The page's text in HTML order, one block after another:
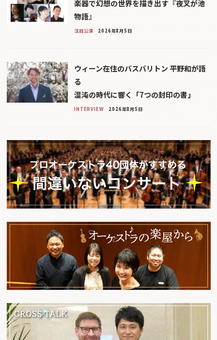
楽器で幻想の世界を描き出す『夜叉が池
物語』
注目公演 2026年8月5日
ウィーン在住のバスバリトン 平野和が語
る
混沌の時代に響く「7つの封印の書」
INTERVIEW 2026年8月5日